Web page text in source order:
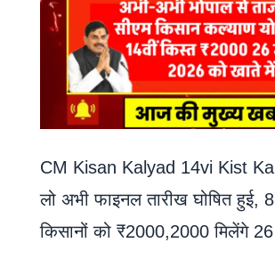
CM Kisan Kalyad 14vi Kist
लो अभी फाइनल तारीख घोषित हुई,
किसानों को ₹2000,2000 मिलेंगे